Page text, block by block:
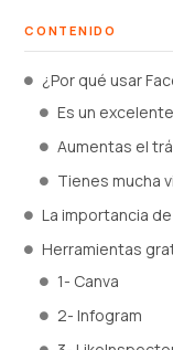
CONTENIDO
¿Por qué usar
Es un
Aumentas el
Tienes mucha
La importancia
Herramientas
1- Canva
2- Infogram